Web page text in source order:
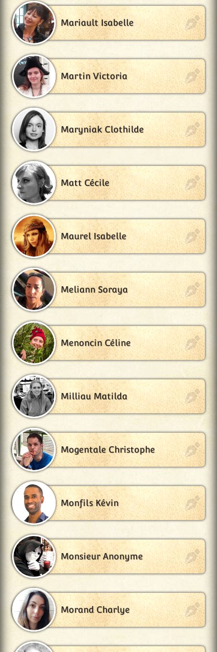
Mariault Isabelle
Martin Victoria
Maryniak Clothilde
Matt Cécile
Maurel Isabelle
Meliann Soraya
Menoncin Céline
Milliau Matilda
Mogentale Christophe
Monfils Kévin
Monsieur Anonyme
Morand Charlye